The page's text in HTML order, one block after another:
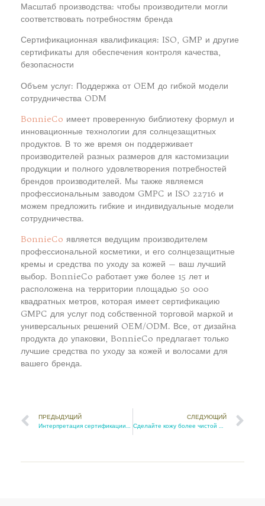
Масштаб производства: чтобы производители могли
соответствовать потребностям бренда
Сертификационная квалификация: ISO, GMP и другие
сертификаты для обеспечения контроля качества,
безопасности
Объем услуг: Поддержка от OEM до гибкой модели
сотрудничества ODM
BonnieCo имеет проверенную библиотеку формул и
инновационные технологии для солнцезащитных
продуктов. В то же время он поддерживает
производителей разных размеров для кастомизации
продукции и полного удовлетворения потребностей
брендов производителей. Мы также являемся
профессиональным заводом GMPC и ISO 22716 и
можем предложить гибкие и индивидуальные модели
сотрудничества.
BonnieCo является ведущим производителем
профессиональной косметики, и его солнцезащитные
кремы и средства по уходу за кожей — ваш лучший
выбор. BonnieCo работает уже более 15 лет и
расположена на территории площадью 50 000
квадратных метров, которая имеет сертификацию
GMPC для услуг под собственной торговой маркой и
универсальных решений OEM/ODM. Все, от дизайна
продукта до упаковки, BonnieCo предлагает только
лучшие средства по уходу за кожей и волосами для
вашего бренда.
ПРЕДЫДУЩИЙ
Интерпретация сертификации GMP и ISO 22716 для привлечения владельцев брендов, ищущих высококачественные заводы OEM
СЛЕДУЮЩИЙ
Сделайте кожу более чистой и здоровой с помощью омолаживающих подушечек для лица JoyPrettyin с салициловой кислотой и AHA-кислотой